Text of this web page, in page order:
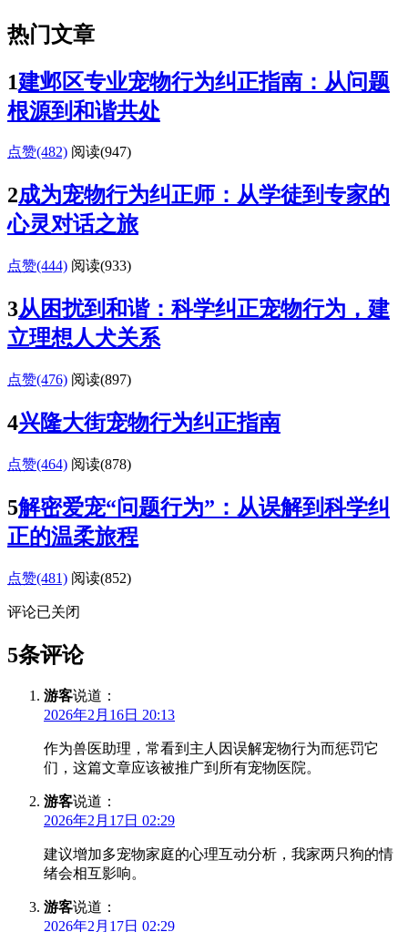
热门文章
1建邺区专业宠物行为纠正指南：从问题
根源到和谐共处
点赞(482) 阅读(947)
2成为宠物行为纠正师：从学徒到专家的
心灵对话之旅
点赞(444) 阅读(933)
3从困扰到和谐：科学纠正宠物行为，建
立理想人犬关系
点赞(476) 阅读(897)
4兴隆大街宠物行为纠正指南
点赞(464) 阅读(878)
5解密爱宠“问题行为”：从误解到科学纠
正的温柔旅程
点赞(481) 阅读(852)
评论已关闭
5条评论
游客说道：
2026年2月16日 20:13
作为兽医助理，常看到主人因误解宠物行为而惩罚它
们，这篇文章应该被推广到所有宠物医院。
游客说道：
2026年2月17日 02:29
建议增加多宠物家庭的心理互动分析，我家两只狗的情
绪会相互影响。
游客说道：
2026年2月17日 02:29